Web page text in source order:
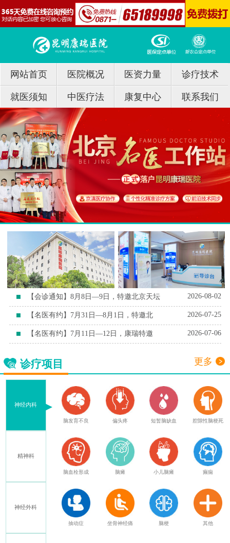
网站首页 医院概况 医资力量 诊疗技术
就医须知 中医疗法 康复中心 联系我们
【会诊通知】8月8日—9日，特邀北京天坛 2026-08-02
【名医有约】7月31日—8月1日，特邀北 2026-07-25
【名医有约】7月11日—12日，康瑞特邀 2026-07-06
诊疗项目 更多
神经内科
精神科
神经外科
脑发育不良 偏头疼 短暂脑缺血 腔隙性脑梗死
脑血栓形成 脑瘫 小儿脑瘫 癫痫
抽动症 坐骨神经痛 脑梗 其他